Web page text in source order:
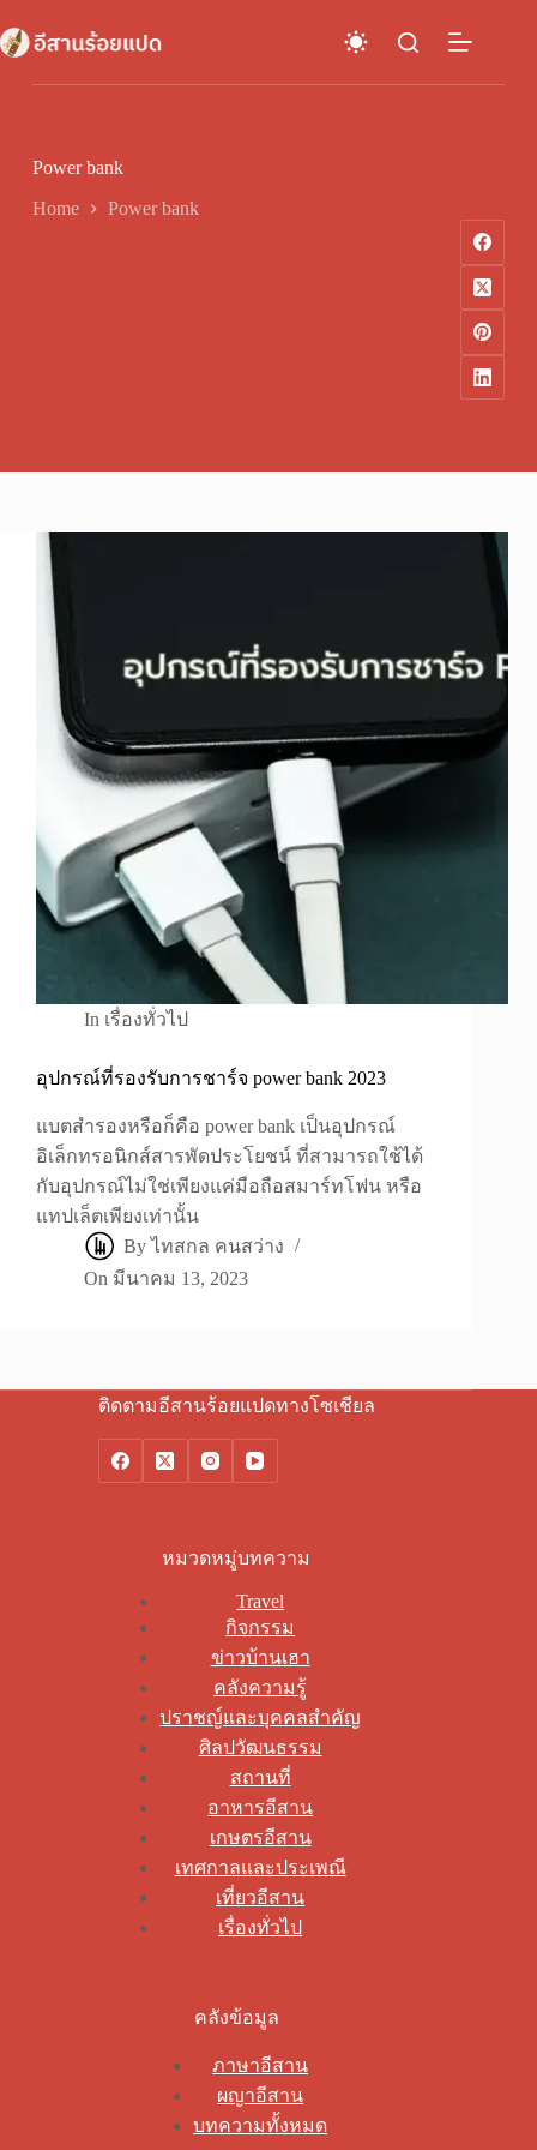
to
content
Power bank
Home Power bank
In เรื่องทั่วไป
อุปกรณ์ที่รองรับการชาร์จ power bank 2023
แบตสำรองหรือก็คือ power bank เป็นอุปกรณ์
อิเล็กทรอนิกส์สารพัดประโยชน์ ที่สามารถใช้ได้
กับอุปกรณ์ไม่ใช่เพียงแค่มือถือสมาร์ทโฟน หรือ
แทปเล็ตเพียงเท่านั้น
By ไทสกล คนสว่าง
On มีนาคม 13, 2023
ติดตามอีสานร้อยแปดทางโซเชียล
หมวดหมู่บทความ
Travel
กิจกรรม
ข่าวบ้านเฮา
คลังความรู้
ปราชญ์และบุคคลสำคัญ
ศิลปวัฒนธรรม
สถานที่
อาหารอีสาน
เกษตรอีสาน
เทศกาลและประเพณี
เที่ยวอีสาน
เรื่องทั่วไป
คลังข้อมูล
ภาษาอีสาน
ผญาอีสาน
บทความทั้งหมด